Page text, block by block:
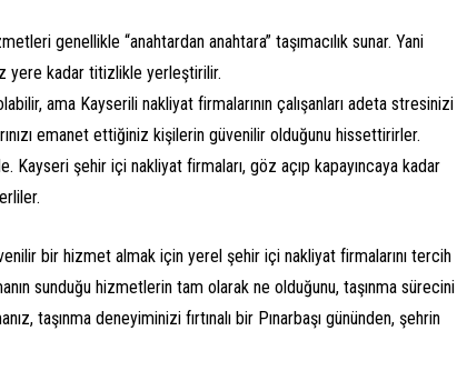
genellikle “anahtardan anahtara” taşımacılık sunar. Yani
yere kadar titizlikle yerleştirilir.
ama Kayserili nakliyat firmalarının çalışanları adeta stresinizi
emanet ettiğiniz kişilerin güvenilir olduğunu hissettirirler.
Kayseri şehir içi nakliyat firmaları, göz açıp kapayıncaya kadar
bir hizmet almak için yerel şehir içi nakliyat firmalarını tercih
sunduğu hizmetlerin tam olarak ne olduğunu, taşınma sürecini
taşınma deneyiminizi fırtınalı bir Pınarbaşı gününden, şehrin